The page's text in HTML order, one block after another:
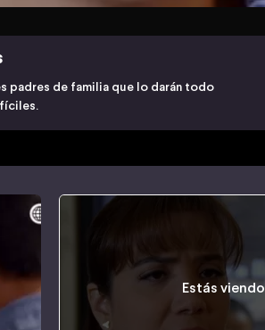
padres de familia que lo darán todo
Estás viendo